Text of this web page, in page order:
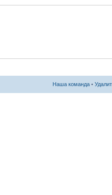
Наша команда •